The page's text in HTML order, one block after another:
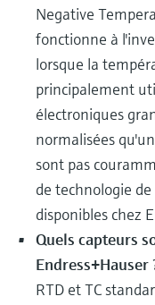
Negative
fonctionne à
lorsque la
principalement
électroniques
normalisées
sont pas
de technologie
disponibles chez
Quels capteurs
Endress+Hauser
RTD et TC